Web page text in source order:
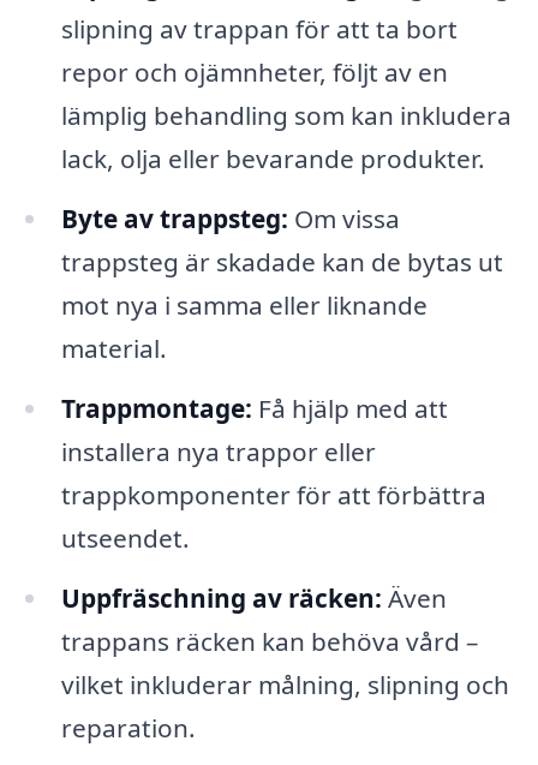
slipning av trappan för att ta bort
repor och ojämnheter, följt av en
lämplig behandling som kan inkludera
lack, olja eller bevarande produkter.
Byte av trappsteg: Om vissa
trappsteg är skadade kan de bytas ut
mot nya i samma eller liknande
material.
Trappmontage: Få hjälp med att
installera nya trappor eller
trappkomponenter för att förbättra
utseendet.
Uppfräschning av räcken: Även
trappans räcken kan behöva vård –
vilket inkluderar målning, slipning och
reparation.